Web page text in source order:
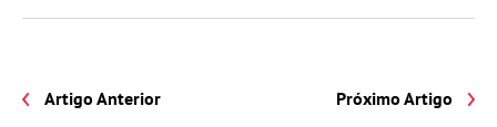
Artigo Anterior Próximo Artigo